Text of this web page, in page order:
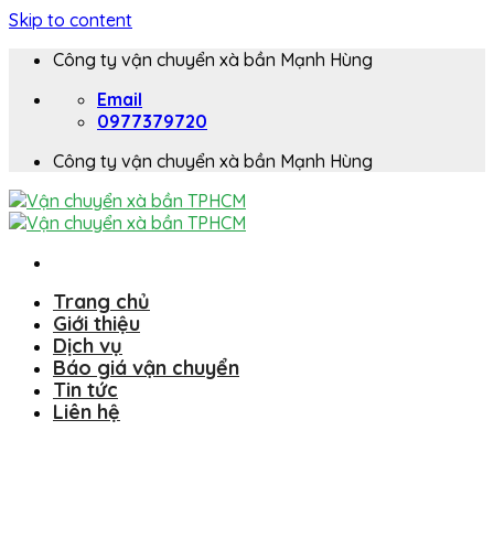
Skip to content
Công ty vận chuyển xà bần Mạnh Hùng
Email
0977379720
Công ty vận chuyển xà bần Mạnh Hùng
Trang chủ
Giới thiệu
Dịch vụ
Báo giá vận chuyển
Tin tức
Liên hệ